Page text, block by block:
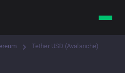
Tether USD (Avalanche)